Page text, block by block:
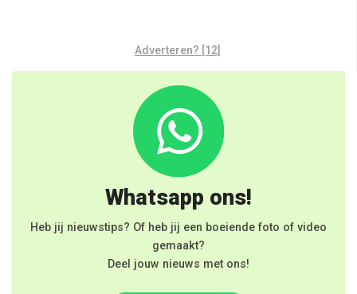
Adverteren? [12]
Whatsapp ons!
Heb jij nieuwstips? Of heb jij een boeiende foto of video
gemaakt?
Deel jouw nieuws met ons!